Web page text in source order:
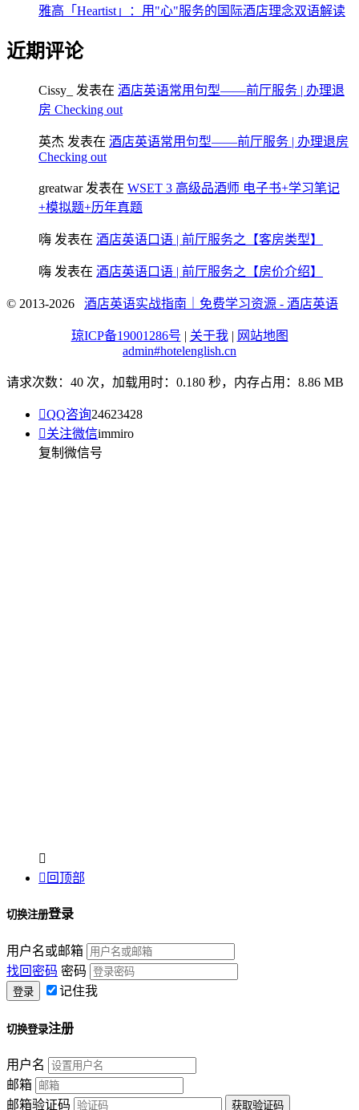
雅高「Heartist」：用"心"服务的国际酒店理念双语解读
近期评论
Cissy_ 发表在 酒店英语常用句型——前厅服务 | 办理退
房 Checking out
英杰 发表在 酒店英语常用句型——前厅服务 | 办理退房
Checking out
greatwar发表在 WSET 3 高级品酒师 电子书+学习笔记
+模拟题+历年真题
嗨 发表在 酒店英语口语 | 前厅服务之【客房类型】
嗨 发表在 酒店英语口语 | 前厅服务之【房价介绍】
© 2013-2026 酒店英语实战指南｜免费学习资源 - 酒店英语
琼ICP备19001286号 | 关于我 | 网站地图
admin#hotelenglish.cn
请求次数：40 次，加载用时：0.180 秒，内存占用：8.86 MB
QQ咨询24623428
关注微信immiro
复制微信号

 回顶部
切换注册登录
用户名或邮箱
找回密码 密码
记住我
切换登录注册
用户名
邮箱
邮箱验证码